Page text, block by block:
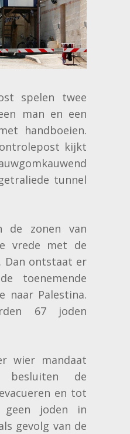
spelen twee
man en een
handboeien.
kijkt
tunnel
de zonen van
vrede met de
Dan ontstaat er
toenemende
naar Palestina.
67 joden
wier mandaat
besluiten de
en tot
geen joden in
gevolg van de